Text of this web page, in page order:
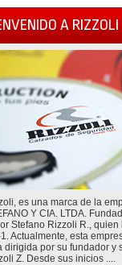
A RIZZOLI
es una marca de la
Y CIA. LTDA.
Stefano Rizzoli R.,
Actualmente, esta
dirigida por su fundador y
Z. Desde sus inicios ....